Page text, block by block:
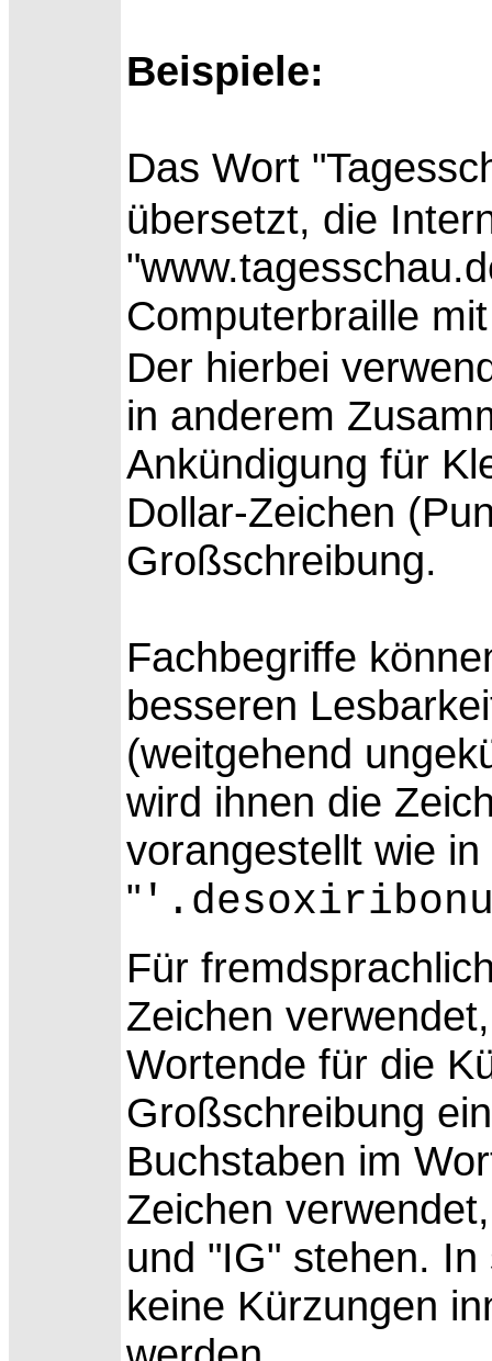
Beispiele:
Das Wort
übersetzt, die
Computerbraille
Der hierbei
in anderem
Ankündigung für
Dollar-Zeichen
Großschreibung.
Fachbegriffe
besseren
(weitgehend
wird ihnen die
vorangestellt wie in
"
Für
Zeichen
Wortende für die
Großschreibung
Buchstaben im
Zeichen
und "IG" stehen.
keine Kürzungen